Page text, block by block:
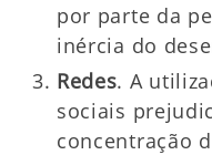
por parte da
inércia do
Redes. A
sociais
concentração